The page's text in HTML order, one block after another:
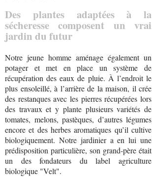
Des plantes adaptées à la
sécheresse composent un vrai
jardin du futur
Notre jeune homme aménage également un
potager et met en place un système de
récupération des eaux de pluie. À l’endroit le
plus ensoleillé, à l’arrière de la maison, il crée
des restanques avec les pierres récupérées lors
des travaux et y plante plusieurs variétés de
tomates, melons, pastèques, d’autres légumes
encore et des herbes aromatiques qu’il cultive
biologiquement. Notre jardinier a en lui une
prédisposition particulière, son grand-père était
un des fondateurs du label agriculture
biologique "Velt".